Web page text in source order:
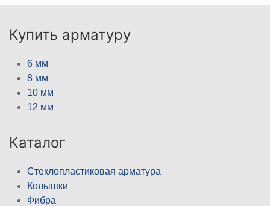
Купить арматуру
6 мм
8 мм
10 мм
12 мм
Каталог
Стеклопластиковая арматура
Колышки
Фибра